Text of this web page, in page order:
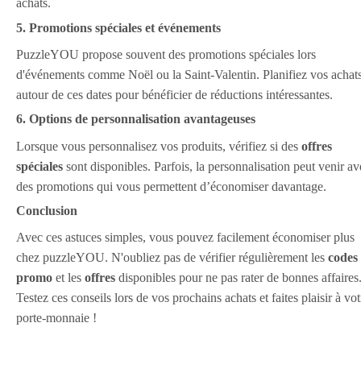
achats.
5. Promotions spéciales et événements
PuzzleYOU propose souvent des promotions spéciales lors
d'événements comme Noël ou la Saint-Valentin. Planifiez vos
autour de ces dates pour bénéficier de réductions intéressantes.
6. Options de personnalisation avantageuses
Lorsque vous personnalisez vos produits, vérifiez si des offres
spéciales sont disponibles. Parfois, la personnalisation peut venir
des promotions qui vous permettent d’économiser davantage.
Conclusion
Avec ces astuces simples, vous pouvez facilement économiser plus
chez puzzleYOU. N'oubliez pas de vérifier régulièrement les codes
promo et les offres disponibles pour ne pas rater de bonnes affaires.
Testez ces conseils lors de vos prochains achats et faites plaisir à
porte-monnaie !